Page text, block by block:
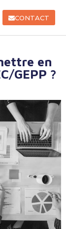
CONTACT
en
GEPP ?